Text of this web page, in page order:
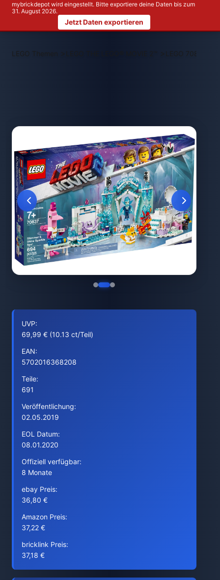
mybrickdepot wird eingestellt. Bitte exportiere deine Daten bis zum
31. August 2026.
Jetzt Daten exportieren
LEGO Themen > > LEGO 70837
UVP:
69,99 € (10.13 ct/Teil)
EAN:
5702016368208
Teile:
691
Veröffentlichung:
02.05.2019
EOL Datum:
08.01.2020
Offiziell verfügbar:
8 Monate
ebay Preis:
36,80 €
Amazon Preis:
37,22 €
bricklink Preis:
37,18 €